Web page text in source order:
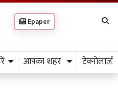
Epaper
आपका शहर टेक्नोलाजी